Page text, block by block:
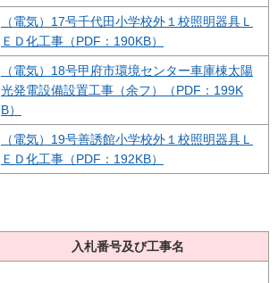
（電気）17号千代田小学校外１校照明器具Ｌ
ＥＤ化工事（PDF：190KB）
（電気）18号甲府市環境センター車庫棟太陽
光発電設備設置工事（余フ）（PDF：199K
B）
（電気）19号善誘館小学校外１校照明器具Ｌ
ＥＤ化工事（PDF：192KB）
入札番号及び工事名